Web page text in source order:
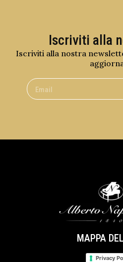
Iscriviti alla
Iscriviti alla nostra
MAPPA
Privacy